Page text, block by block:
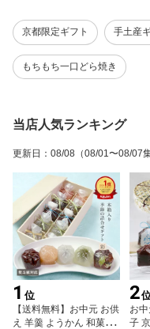
京都限定ギフト 手土産
もちもち一口どら焼き
当店人気ランキング
更新日 ： 08/08 （08/01〜08/07
1 位
【送料無料】お中元 お供
え 羊羹 ようかん 和菓子
2
お
子